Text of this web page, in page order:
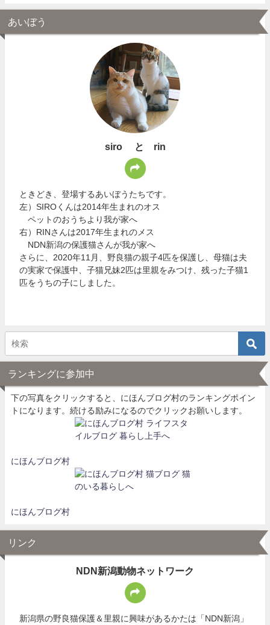
あいぼう
siro と rin
ときどき、登場するあいぼうたちです。
左）SIROくんは2014年生まれのオス
ペットのおうちより我が家へ
右）RINさんは2017年生まれのメス
NDN新潟の保護猫さんが我が家へ
さらに、2020年11月、野良猫の親子4匹を保護し、母猫は夫
の実家で保護中、子猫兄妹2匹は里親をみつけ、残った子猫1
匹をうちの子にしました。
ランキングに参加中
下の写真をクリックすると、にほんブログ村のランキングポイン
トになります。続ける励みになるのでクリックお願いします。
にほんブログ村
にほんブログ村
リンク
NDN新潟動物ネットワーク
新潟県の野良猫保護＆里親に興味があるかたは「NDN新潟」